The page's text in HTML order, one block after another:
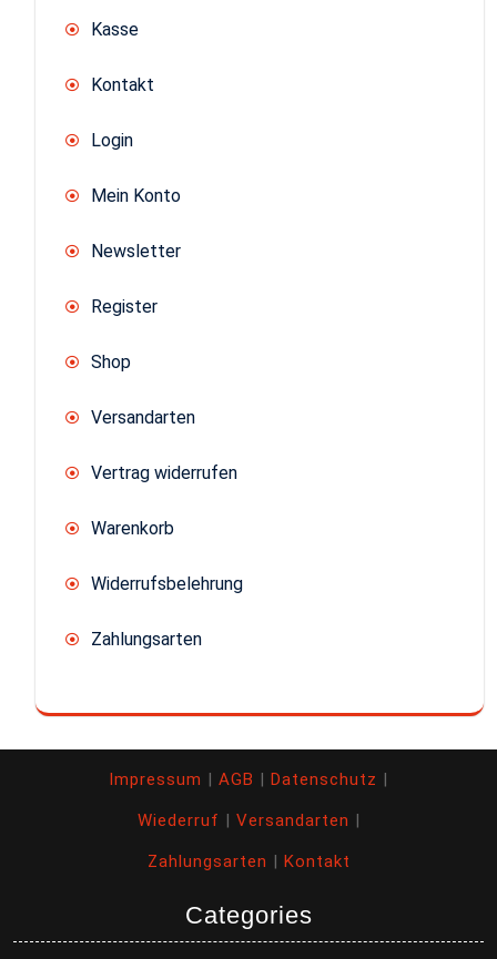
Kasse
Kontakt
Login
Mein Konto
Newsletter
Register
Shop
Versandarten
Vertrag widerrufen
Warenkorb
Widerrufsbelehrung
Zahlungsarten
Impressum | AGB | Datenschutz |
Wiederruf | Versandarten |
Zahlungsarten | Kontakt
Categories